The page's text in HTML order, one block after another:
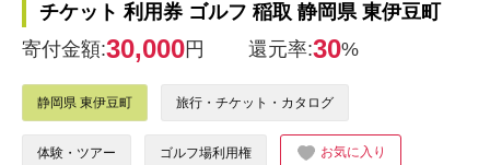
チケット 利用券 ゴルフ 稲取 静岡県 東伊豆町
寄付金額:30,000円 還元率:30%
静岡県 東伊豆町 旅行・チケット・カタログ
体験・ツアー ゴルフ場利用権 お気に入り